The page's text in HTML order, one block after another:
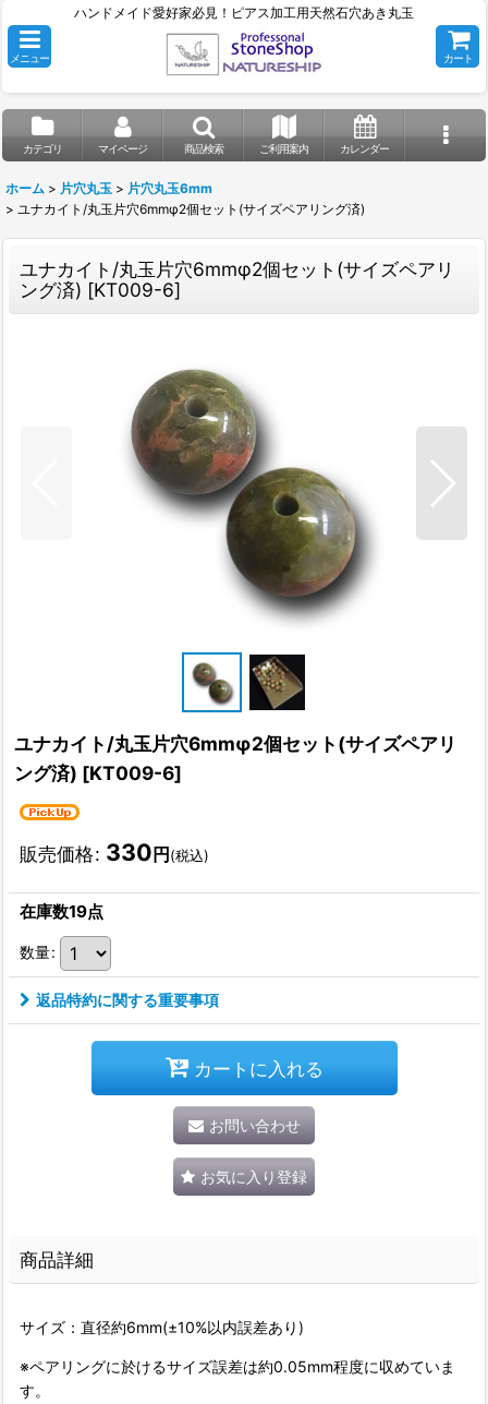
ハンドメイド愛好家必見！ピアス加工用天然石穴あき丸玉
メニュー カート
カテゴリ マイページ 商品検索 ご利用案内 カレンダー
ホーム > 片穴丸玉 > 片穴丸玉6mm
> ユナカイト/丸玉片穴6mmφ2個セット(サイズペアリング済)
ユナカイト/丸玉片穴6mmφ2個セット(サイズペアリ
ング済) [KT009-6]
ユナカイト/丸玉片穴6mmφ2個セット(サイズペアリ
ング済) [KT009-6]
販売価格: 330 円 (税込)
在庫数19点
数量:
返品特約に関する重要事項
カートに入れる
お問い合わせ
お気に入り登録
商品詳細
サイズ：直径約6mm(±10%以内誤差あり)
※ペアリングに於けるサイズ誤差は約0.05mm程度に収めていま
す。